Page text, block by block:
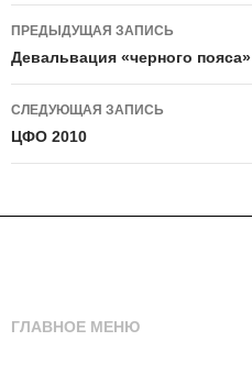
Навигация
по
записям
ПРЕДЫДУЩАЯ ЗАПИСЬ
Девальвация «черного пояса»
СЛЕДУЮЩАЯ ЗАПИСЬ
ЦФО 2010
ГЛАВНОЕ МЕНЮ